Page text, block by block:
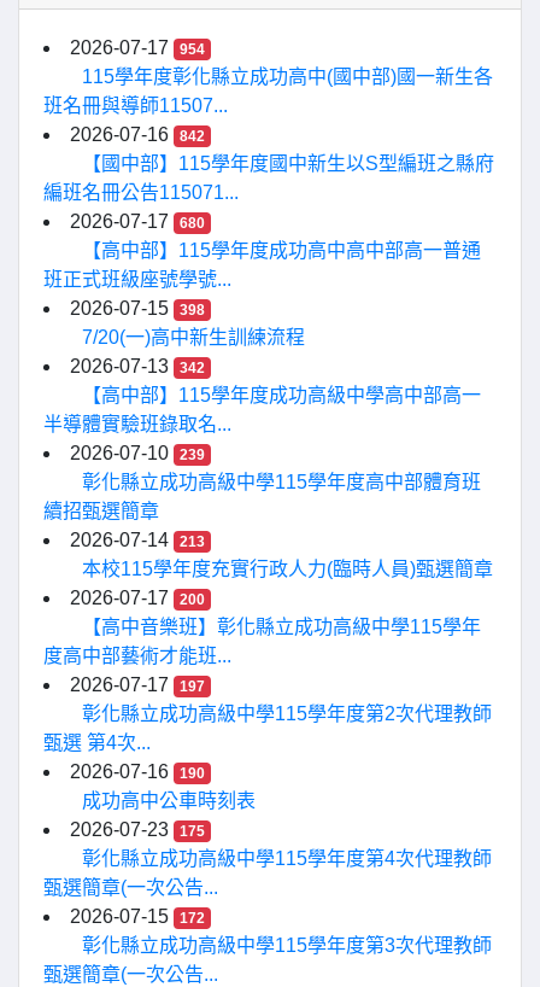
2026-07-17 954
115學年度彰化縣立成功高中(國中部)國一新生各
班名冊與導師11507...
2026-07-16
842
【國中部】115學年度國中新生以S型編班之縣府
編班名冊公告115071...
2026-07-17
680
【高中部】115學年度成功高中高中部高一普通
班正式班級座號學號...
2026-07-15
398
7/20(一)高中新生訓練流程
2026-07-13
342
【高中部】115學年度成功高級中學高中部高一
半導體實驗班錄取名...
2026-07-10
239
彰化縣立成功高級中學115學年度高中部體育班
續招甄選簡章
2026-07-14
213
本校115學年度充實行政人力(臨時人員)甄選簡章
2026-07-17
200
【高中音樂班】彰化縣立成功高級中學115學年
度高中部藝術才能班...
2026-07-17
197
彰化縣立成功高級中學115學年度第2次代理教師
甄選 第4次...
2026-07-16
190
成功高中公車時刻表
2026-07-23
175
彰化縣立成功高級中學115學年度第4次代理教師
甄選簡章(一次公告...
2026-07-15
172
彰化縣立成功高級中學115學年度第3次代理教師
甄選簡章(一次公告...